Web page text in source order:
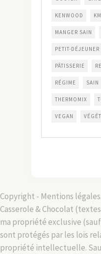
KENWOOD
MANGER SAIN
PETIT-DÉJEUNER
PÂTISSERIE
RÉGIME SAIN
THERMOMIX
VEGAN
Copyright - Mentions
Casserole & Chocolat
ma propriété exclusive
sont protégés par les lois
propriété intellectuelle.